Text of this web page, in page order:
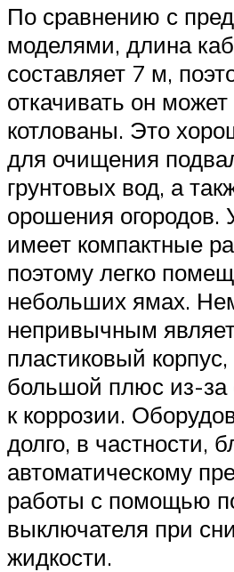
По сравнению с
моделями, длина
составляет 7 м,
откачивать он
котлованы. Это
для очищения
грунтовых вод, а
орошения огородов.
имеет компактные
поэтому легко
небольших ямах.
непривычным
пластиковый корпус,
большой плюс из-за
к коррозии.
долго, в частности,
автоматическому
работы с помощью
выключателя при
жидкости.